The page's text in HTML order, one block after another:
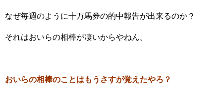
なぜ毎週のように十万馬券の的中報告が出来るのか？
それはおいらの相棒が凄いからやねん。
おいらの相棒のことはもうさすが覚えたやろ？